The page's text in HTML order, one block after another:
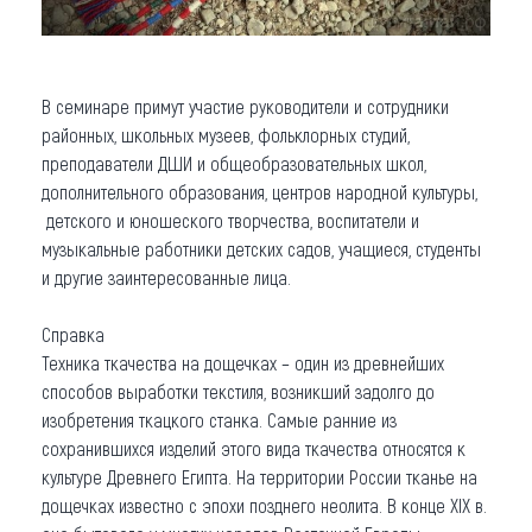
В семинаре примут участие руководители и сотрудники
районных, школьных музеев, фольклорных студий,
преподаватели ДШИ и общеобразовательных школ,
дополнительного образования, центров народной культуры,
детского и юношеского творчества, воспитатели и
музыкальные работники детских садов, учащиеся, студенты
и другие заинтересованные лица.
Справка
Техника ткачества на дощечках – один из древнейших
способов выработки текстиля, возникший задолго до
изобретения ткацкого станка. Самые ранние из
сохранившихся изделий этого вида ткачества относятся к
культуре Древнего Египта. На территории России тканье на
дощечках известно с эпохи позднего неолита. В конце XIX в.